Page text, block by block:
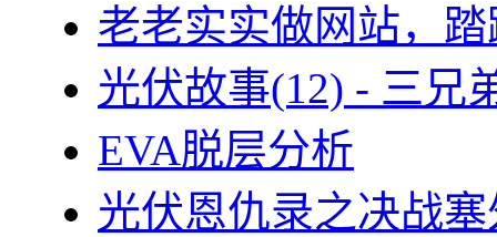
老老实实做网站，
光伏故事(12) - 三兄
EVA脱层分析
光伏恩仇录之决战